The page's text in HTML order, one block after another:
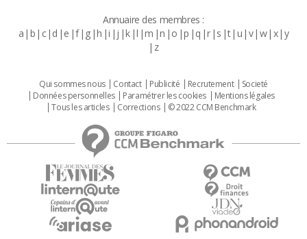
Annuaire des membres :
a b c d e f g h i j k l m n o p q r s t u v w x y
z
Qui sommes nous Contact Publicité Recrutement
Societé
Données personnelles
Paramétrer les cookies
Mentions légales
Tous les articles
Corrections © 2022 CCM Benchmark